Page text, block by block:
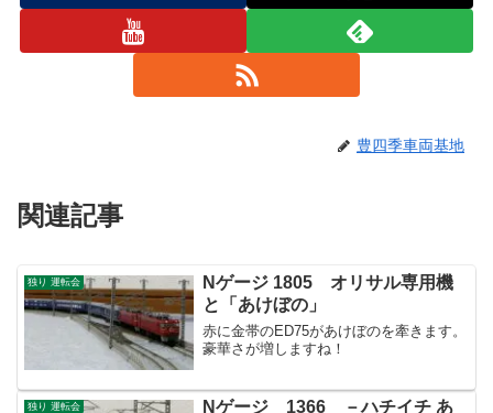
豊四季車両基地
関連記事
独り 運転会
Nゲージ 1805 オリサル専用機
と「あけぼの」
赤に金帯のED75があけぼのを牽きます。
豪華さが増しますね！
独り 運転会
Nゲージ 1366 －ハチイチ あ